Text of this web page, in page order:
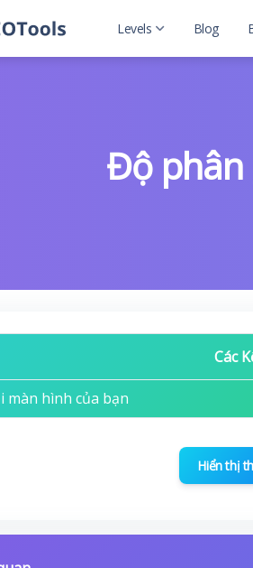
Levels Blog
Độ phân
Các
màn hình của bạn
Hiển thị